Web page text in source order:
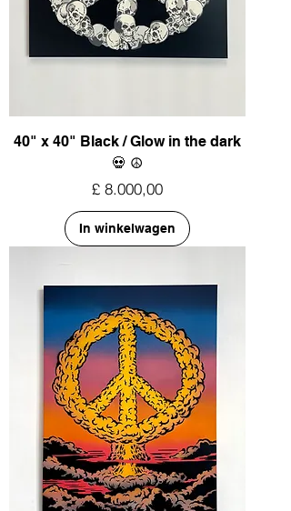
40" x 40" Black / Glow in the dark
💀 ☮︎
Prijs
£ 8.000,00
In winkelwagen